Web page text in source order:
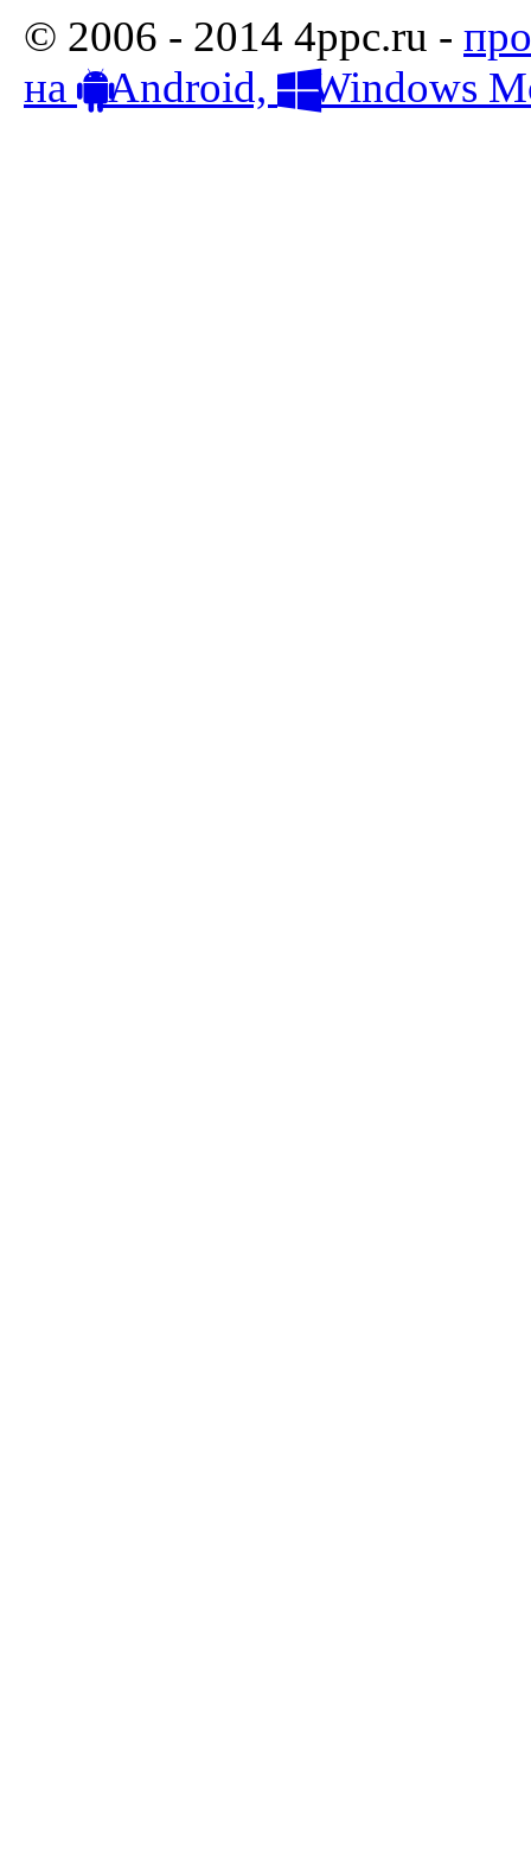
© 2006 - 2014 4ppc.ru -
на
Android, Windows